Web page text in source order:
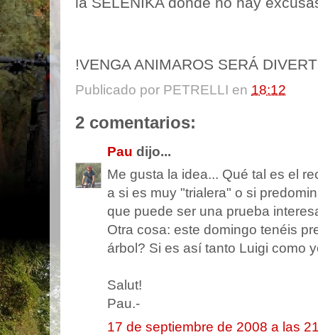
!VENGA ANIMAROS SERÁ
Publicado por PETRELLI en 18:12
2 comentarios:
Pau dijo...
Me gusta la idea... Qué tal es el
a si es muy "trialera" o si
que puede ser una prueba
Otra cosa: este domingo tenéis
árbol? Si es así tanto Luigi como
Salut!
Pau.-
17 de septiembre de 2008 a las